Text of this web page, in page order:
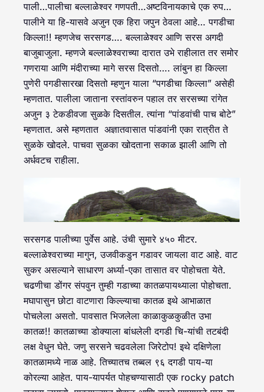
पाली…पालीचा बल्लाळेश्वर गणपती…अष्टविनायकाचे एक रुप…
पालीने या हि-यासवे अजुन एक हिरा जपुन ठेवला आहे… पगडीचा
किल्ला!! म्हणजेच सरसगड…. बल्लाळेश्वर आणि सरस अगदी
बाजुबाजुला. म्हणजे बल्लाळेश्वराच्या दारात उभे राहीलात तर समोर
गणराया आणि मंदीराच्या मागे सरस दिसतो…. लांबुन हा किल्ला
पुणेरी पगडीसारखा दिसतो म्हणुन याला “पगडीचा किल्ला” असेही
म्हणतात. पालीला जाताना रस्तांवरुन पहाल तर सरसच्या रांगेत
अजुन ३ टेकडीवजा सुळके दिसतील. त्यांना “पांडवांची पाच बोटे”
म्हणतात. असे म्हणतात अज्ञातवासात पांडवांनी एका रात्रीत ते
सुळके खोदले. पाचवा सुळका खोदताना सकाळ झाली आणि तो
अर्धवटच राहीला.
सरसगड पालीच्या पुर्वेस आहे. उंची सुमारे ४५० मीटर.
बल्लाळेश्वराच्या मागुन, उजवीकडुन गडावर जायला वाट आहे. वाट
सुकर असल्याने साधारण अर्ध्या-एका तासात वर पोहोचता येते.
चढणीचा डोंगर संपवुन तुम्ही गडाच्या कातळपायथ्याला पोहोचता.
मघापासुन छोटा वाटणारा किल्ल्याचा कातळ इथे आभाळात
पोचलेला असतो. पावसात भिजलेला काळाकुळकुळीत उभा
कातळ!! कातळाच्या डोक्याला बांधलेली दगडी चि-यांची तटबंदी
लक्ष वेधुन घेते. जणु सरसने चढवलेला जिरेटोप! इथे दक्षिणेला
कातळामध्ये नाळ आहे. तिच्यातच तब्बल ९६ दगडी पाय-या
कोरल्या आहेत. पाय-यापर्यत पोहचण्यासाठी एक rocky patch